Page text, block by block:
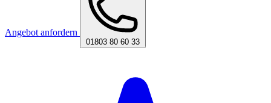
Angebot anfordern
01803 80 60 33